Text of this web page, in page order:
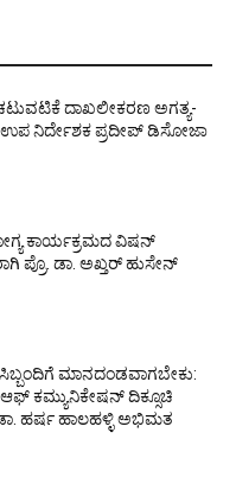
ದಾಖಲೀಕರಣ ಅಗತ್ಯ-
ಉಪ ನಿರ್ದೇಶಕ ಪ್ರದೀಪ್ ಡಿಸೋಜಾ
ಕಾರ್ಯಕ್ರಮದ ವಿಷನ್
ಪ್ರೊ. ಡಾ. ಅಖ್ತರ್ ಹುಸೇನ್
ಮಾನದಂಡವಾಗಬೇಕು:
ಆಫ್ ಕಮ್ಯುನಿಕೇಷನ್ ದಿಕ್ಸೂಚಿ
ಹರ್ಷ ಹಾಲಹಳ್ಳಿ ಅಭಿಮತ